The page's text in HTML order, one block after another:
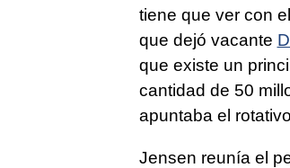
tiene que ver con
que dejó vacante
que existe un
cantidad de 50
apuntaba el rotativo
Jensen reunía el